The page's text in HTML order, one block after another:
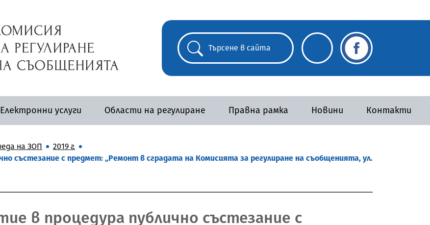
Електронни услуги Области на регулиране Правна рамка Новини Контакти
на ЗОП
2019 г.
състезание с предмет: „Ремонт в сградата на Комисията за регулиране на съобщенията, ул.
в процедура публично състезание с